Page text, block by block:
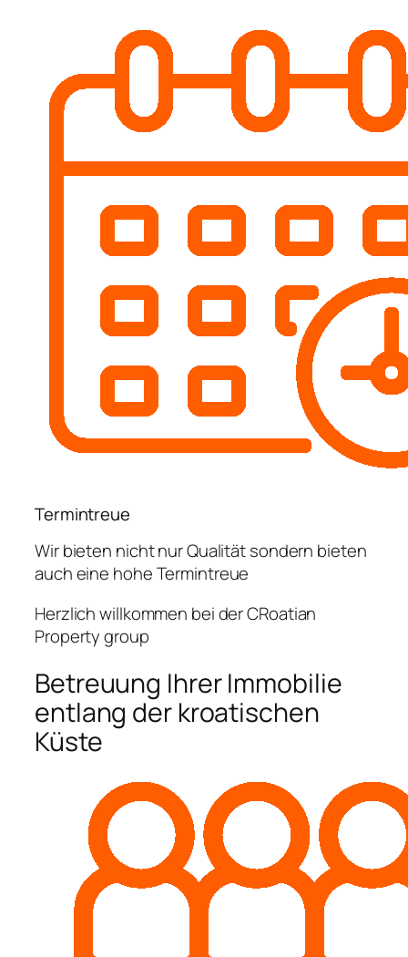
Termintreue
Wir bieten nicht nur Qualität sondern bieten
auch eine hohe Termintreue
Herzlich willkommen bei der CRoatian
Property group
Betreuung Ihrer Immobilie
entlang der kroatischen
Küste